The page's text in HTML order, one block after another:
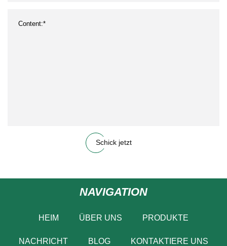
Schick jetzt
NAVIGATION
HEIM ÜBER UNS PRODUKTE
NACHRICHT BLOG KONTAKTIERE UNS